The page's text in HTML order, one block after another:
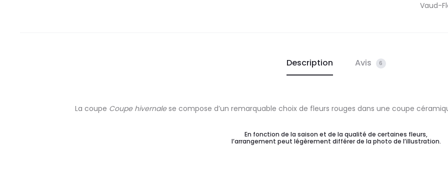
Vaud-
Description Avis 6
La coupe Coupe hivernalese compose d’un remarquable choix de fleurs rouges dans une coupe
En fonction de la saison et de la qualité de certaines fleurs,
l’arrangement peut légèrement différer de la photo de l’illustration.